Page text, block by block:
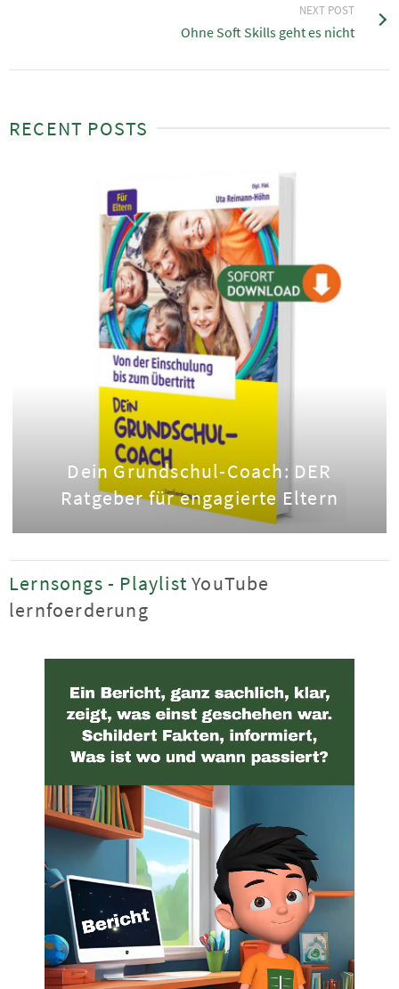
NEXT POST
Ohne Soft Skills geht es nicht
RECENT POSTS
Dein Grundschul-Coach: DER
Ratgeber für engagierte Eltern
Lernsongs - PlaylistYouTube
lernfoerderung